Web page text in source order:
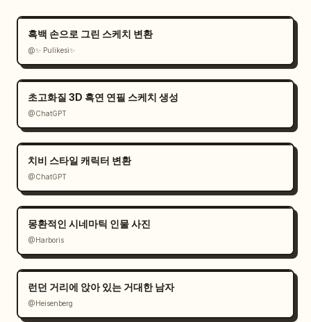
흑백 손으로 그린 스케치 변환
@✨ Pulikesi✨
초고화질 3D 흑연 연필 스케치 생성
@ChatGPT
치비 스타일 캐릭터 변환
@ChatGPT
몽환적인 시네마틱 인물 사진
@Harboris
런던 거리에 앉아 있는 거대한 남자
@Heisenberg